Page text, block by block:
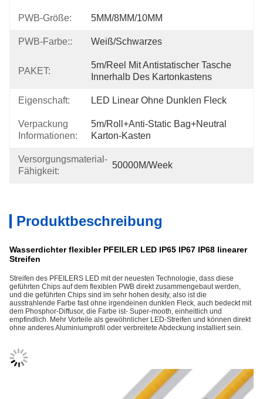
PWB-Größe: 5MM/8MM/10MM
PWB-Farbe:: Weiß/Schwarzes
PAKET:
5m/reel Mit Antistatischer Tasche
Innerhalb Des Kartonkastens
Eigenschaft: LED Linear Ohne Dunklen Fleck
Verpackung
Informationen:
5m/roll+Anti-Static Bag+Neutral
Karton-Kasten
Versorgungsmaterial-
Fähigkeit:
50000M/week
Produktbeschreibung
Wasserdichter flexibler PFEILER LED IP65 IP67 IP68 linearer
Streifen
Streifen des PFEILERS LED mit der neuesten Technologie, dass diese
geführten Chips auf dem flexiblen PWB direkt zusammengebaut werden,
und die geführten Chips sind im sehr hohen desity, also ist die
ausstrahlende Farbe fast ohne irgendeinen dunklen Fleck, auch bedeckt mit
dem Phosphor-Diffusor, die Farbe ist- Super-mooth, einheitlich und
empfindlich. Mehr Vorteile als gewöhnlicher LED-Streifen und können direkt
ohne anderes Aluminiumprofil oder verbreitete Abdeckung installiert sein.